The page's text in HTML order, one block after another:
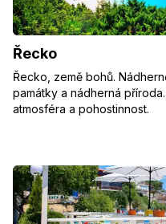
Řecko
Řecko, země bohů.
památky a nádherná
atmosféra a pohostinnost.